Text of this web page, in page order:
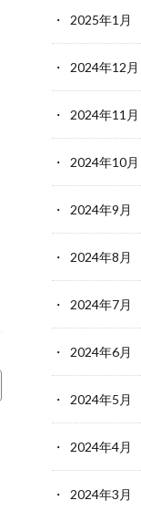
2025年1月
2024年12月
2024年11月
2024年10月
2024年9月
2024年8月
2024年7月
2024年6月
2024年5月
2024年4月
2024年3月